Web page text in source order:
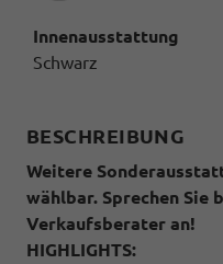
Innenausstattung
Schwarz
BESCHREIBUNG
Weitere
wählbar. Sprechen Sie
Verkaufsberater an!
HIGHLIGHTS: